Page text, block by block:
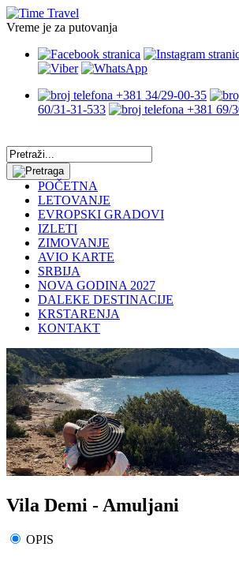
Vreme je za putovanja
+381 34/29-00-35
60/31-31-533
+381 69/
POČETNA
LETOVANJE
EVROPSKI GRADOVI
IZLETI
ZIMOVANJE
AVIO KARTE
SRBIJA
NOVA GODINA 2027
DALEKE DESTINACIJE
KRSTARENJA
KONTAKT
Vila Demi - Amuljani
OPIS